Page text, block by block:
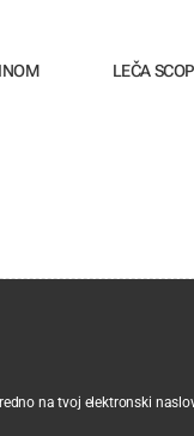
LEČA
na tvoj elektronski